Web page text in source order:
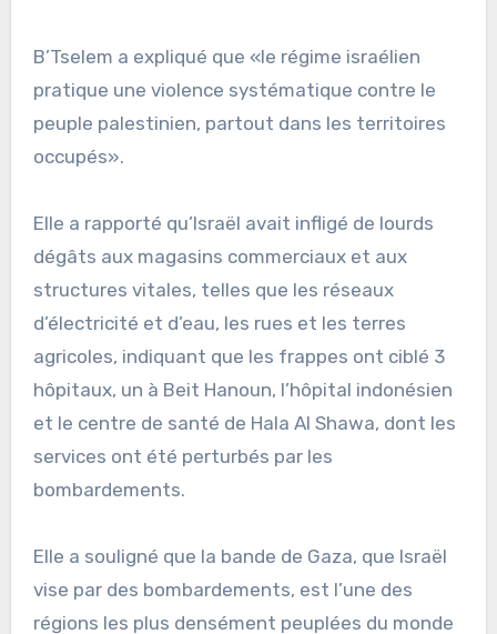
B’Tselem a expliqué que «le régime israélien
pratique une violence systématique contre le
peuple palestinien, partout dans les territoires
occupés».
Elle a rapporté qu’Israël avait infligé de lourds
dégâts aux magasins commerciaux et aux
structures vitales, telles que les réseaux
d’électricité et d’eau, les rues et les terres
agricoles, indiquant que les frappes ont ciblé 3
hôpitaux, un à Beit Hanoun, l’hôpital indonésien
et le centre de santé de Hala Al Shawa, dont les
services ont été perturbés par les
bombardements.
Elle a souligné que la bande de Gaza, que Israël
vise par des bombardements, est l’une des
régions les plus densément peuplées du monde